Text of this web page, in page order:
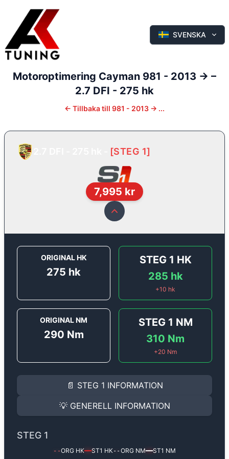
SVENSKA
Motoroptimering Cayman 981 - 2013 -> –
2.7 DFI - 275 hk
← Tillbaka till 981 - 2013 -> ...
[STEG 1]
7,995 kr
ORIGINAL HK
275 hk
STEG 1 HK
285 hk
+10 hk
ORIGINAL NM
290 Nm
STEG 1 NM
310 Nm
+20 Nm
📄 STEG 1 INFORMATION
INFORMATION
Steg 1
Porsche Cayman 2.7 DFI
Effekten ökar från275 hktill285 hkoch
(+10 hk & +20 Nm).
Ger mer effekt, högre vridmoment, lägre
Steg 1 mjukvara justerar vi ett antal
💡 GENERELL INFORMATION
✅ All mjukvara är skräddarsydd för din bil
✅ Felsökning inann samt efter optimering
STEG 1
--ORG HK━━ST1 HK--ORG NM━━ST1 NM